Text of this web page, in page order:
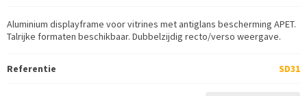
Aluminium displayframe voor vitrines met antiglans bescherming APET.
Talrijke formaten beschikbaar. Dubbelzijdig recto/verso weergave.
Referentie SD31